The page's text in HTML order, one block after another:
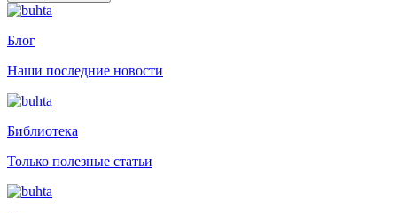
Блог
Наши последние новости
Библиотека
Только полезные статьи